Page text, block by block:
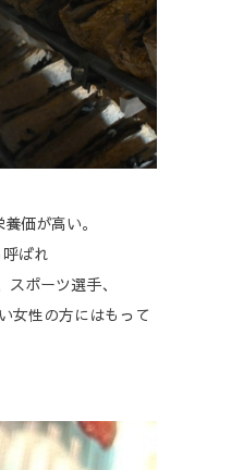
価が高い。
ばれ
ポーツ選手、
女性の方にはもって